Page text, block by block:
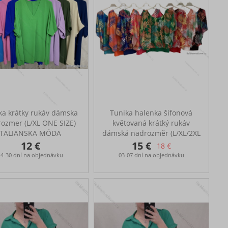
krátky rukáv dámska
(L/XL ONE SIZE)
TALIANSKA MÓDA
IMPLP2328080050
12 €
30 dní na objednávku
Tunika halenka šifonová
květovaná krátký rukáv
dámská nadrozměr (L/XL/2XL
ONE SIZE) ITALSKÁ MÓDA
IM422600
15 € 18 €
03-07 dní na objednávku